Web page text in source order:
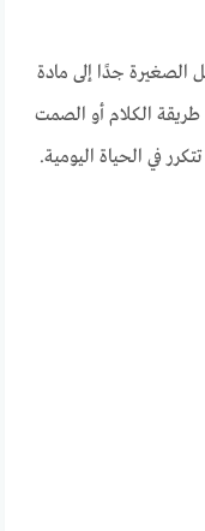
الصغيرة جدًا إلى مادة
الكلام أو الصمت
في الحياة اليومية.